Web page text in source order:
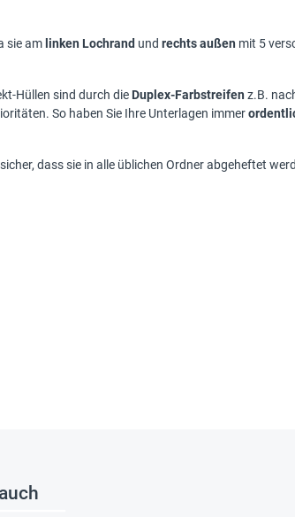
sie am linken Lochrand und rechts außen mit 5
Hüllen sind durch die Duplex-Farbstreifen z.B.
So haben Sie Ihre Unterlagen immer
dass sie in alle üblichen Ordner abgeheftet